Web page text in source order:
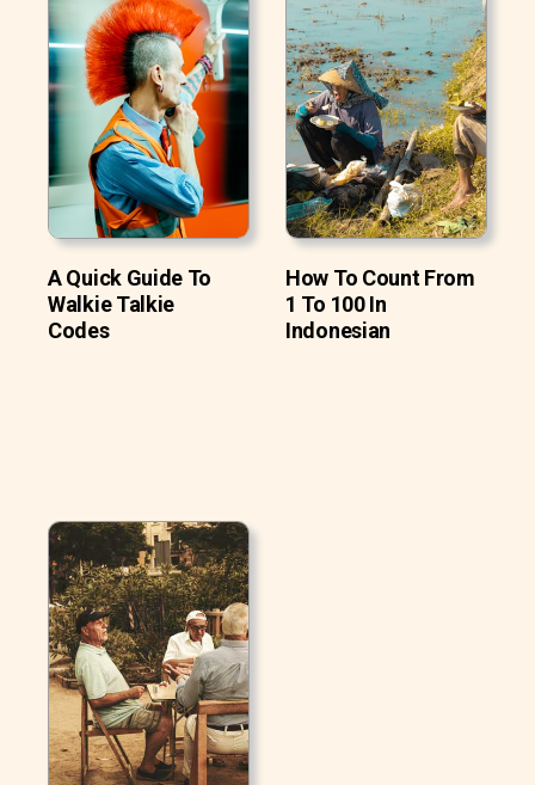
A Quick Guide To
Walkie Talkie
Codes
How To Count From
1 To 100 In
Indonesian